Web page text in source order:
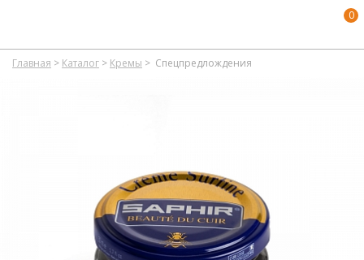
0
Главная > Каталог > Кремы > Спецпредлождения